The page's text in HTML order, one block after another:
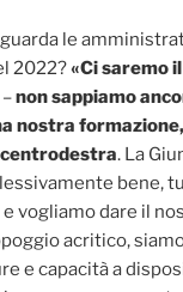
le
2022?«Ci saremo
non sappiamo
nostra
centrodestra. La
bene,
vogliamo dare il
acritico,
e capacità a